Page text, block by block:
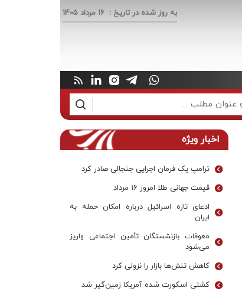
به روز شده در تاریخ : 16 مرداد 1405
اخبار ویژه
ترامپ یک فرمان اجرایی جنجالی صادر کرد
قیمت جهانی طلا امروز ۱۶ مرداد
ادعای تازه اسرائیل درباره امکان حمله به
ایران
معوقات بازنشستگان تأمین اجتماعی واریز
می‌شود
کاهش تنش‌ها بازار را نزولی کرد
کشتی اسکورت شده آمریکا زمین‌گیر شد